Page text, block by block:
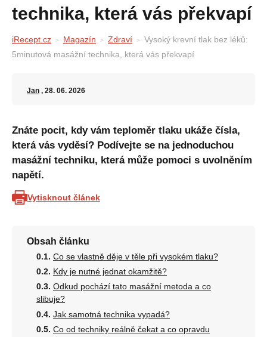
technika, která vás překvapí
iRecept.cz Magazín Zdraví
Vysoký krevní tlak bez léků:
5minutová masážní technika, která vás překvapí
Jan , 28. 06. 2026
Znáte pocit, kdy vám teploměr tlaku ukáže čísla,
která vás vyděsí? Podívejte se na jednoduchou
masážní techniku, která může pomoci s uvolněním
napětí.
Vytisknout článek
Obsah článku
Co se vlastně děje v těle při vysokém tlaku?
Kdy je nutné jednat okamžitě?
Odkud pochází tato masážní metoda a co
slibuje?
Jak samotná technika vypadá?
Co od techniky reálně čekat a co opravdu